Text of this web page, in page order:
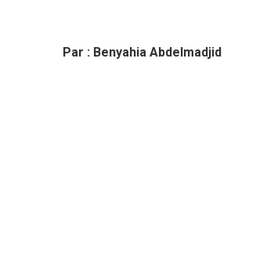
Par : Benyahia Abdelmadjid